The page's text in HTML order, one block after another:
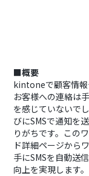
■概要
kintoneで顧客情報
お客様への連絡は
を感じていないで
びにSMSで通知を
りがちです。この
ド詳細ページから
手にSMSを自動送
向上を実現します。